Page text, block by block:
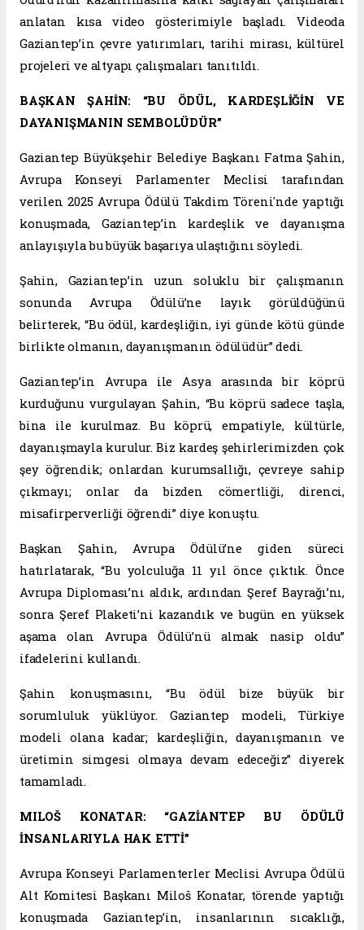
anlatan kısa video gösterimiyle başladı. Videoda
Gaziantep’in çevre yatırımları, tarihi mirası, kültürel
projeleri ve altyapı çalışmaları tanıtıldı.
BAŞKAN ŞAHİN: “BU ÖDÜL, KARDEŞLİĞİN VE
DAYANIŞMANIN SEMBOLÜDÜR”
Gaziantep Büyükşehir Belediye Başkanı Fatma Şahin,
Avrupa Konseyi Parlamenter Meclisi tarafından
verilen 2025 Avrupa Ödülü Takdim Töreni'nde yaptığı
konuşmada, Gaziantep’in kardeşlik ve dayanışma
anlayışıyla bu büyük başarıya ulaştığını söyledi.
Şahin, Gaziantep’in uzun soluklu bir çalışmanın
sonunda Avrupa Ödülü’ne layık görüldüğünü
belirterek, “Bu ödül, kardeşliğin, iyi günde kötü günde
birlikte olmanın, dayanışmanın ödülüdür” dedi.
Gaziantep’in Avrupa ile Asya arasında bir köprü
kurduğunu vurgulayan Şahin, “Bu köprü sadece taşla,
bina ile kurulmaz. Bu köprü, empatiyle, kültürle,
dayanışmayla kurulur. Biz kardeş şehirlerimizden çok
şey öğrendik; onlardan kurumsallığı, çevreye sahip
çıkmayı; onlar da bizden cömertliği, direnci,
misafirperverliği öğrendi” diye konuştu.
Başkan Şahin, Avrupa Ödülü’ne giden süreci
hatırlatarak, “Bu yolculuğa 11 yıl önce çıktık. Önce
Avrupa Diploması’nı aldık, ardından Şeref Bayrağı’nı,
sonra Şeref Plaketi’ni kazandık ve bugün en yüksek
aşama olan Avrupa Ödülü’nü almak nasip oldu”
ifadelerini kullandı.
Şahin konuşmasını, “Bu ödül bize büyük bir
sorumluluk yüklüyor. Gaziantep modeli, Türkiye
modeli olana kadar; kardeşliğin, dayanışmanın ve
üretimin simgesi olmaya devam edeceğiz” diyerek
tamamladı.
MILOŠ KONATAR: “GAZİANTEP BU ÖDÜLÜ
İNSANLARIYLA HAK ETTİ”
Avrupa Konseyi Parlamenterler Meclisi Avrupa Ödülü
Alt Komitesi Başkanı Miloš Konatar, törende yaptığı
konuşmada Gaziantep’in, insanlarının sıcaklığı,